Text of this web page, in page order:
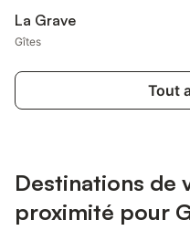
La Grave
Gîtes
Tout
Destinations de
proximité pour